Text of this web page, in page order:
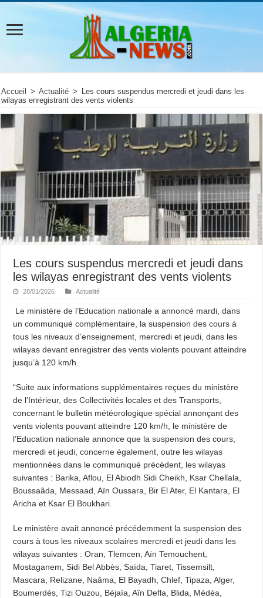
Accueil > Actualité >
Les cours suspendus mercredi et jeudi dans les
wilayas enregistrant des vents violents
Les cours suspendus mercredi et jeudi dans
les wilayas enregistrant des vents violents
28/01/2026 Actualité
Le ministère de l’Education nationale a annoncé mardi, dans
un communiqué complémentaire, la suspension des cours à
tous les niveaux d’enseignement, mercredi et jeudi, dans les
wilayas devant enregistrer des vents violents pouvant atteindre
jusqu’à 120 km/h.
“Suite aux informations supplémentaires reçues du ministère
de l’Intérieur, des Collectivités locales et des Transports,
concernant le bulletin météorologique spécial annonçant des
vents violents pouvant atteindre 120 km/h, le ministère de
l’Education nationale annonce que la suspension des cours,
mercredi et jeudi, concerne également, outre les wilayas
mentionnées dans le communiqué précédent, les wilayas
suivantes : Barika, Aflou, El Abiodh Sidi Cheikh, Ksar Chellala,
Boussaâda, Messaad, Aïn Oussara, Bir El Ater, El Kantara, El
Aricha et Ksar El Boukhari.
Le ministère avait annoncé précédemment la suspension des
cours à tous les niveaux scolaires mercredi et jeudi dans les
wilayas suivantes : Oran, Tlemcen, Aïn Temouchent,
Mostaganem, Sidi Bel Abbès, Saïda, Tiaret, Tissemsilt,
Mascara, Relizane, Naâma, El Bayadh, Chlef, Tipaza, Alger,
Boumerdès, Tizi Ouzou, Béjaïa, Aïn Defla, Blida, Médéa,